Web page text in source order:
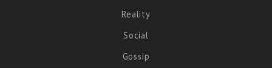
Reality
Social
Gossip